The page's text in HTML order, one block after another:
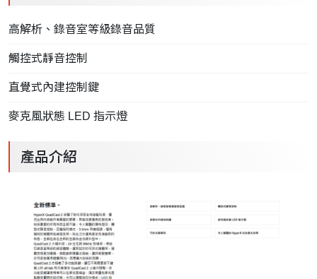
高解析、錄音室等級錄音品質
觸控式靜音控制
直覺式內建控制鍵
麥克風狀態 LED 指示燈
產品介紹